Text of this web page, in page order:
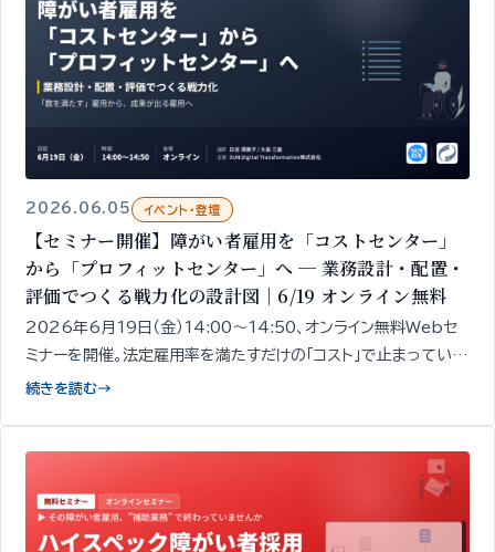
2026.06.05 イベント・登壇
【セミナー開催】障がい者雇用を「コストセンター」
から「プロフィットセンター」へ ─ 業務設計・配置・
評価でつくる戦力化の設計図｜6/19 オンライン無料
2026年6月19日（金）14:00〜14:50、オンライン無料Webセ
ミナーを開催。法定雇用率を満たすだけの「コスト」で止まっている
障がい者雇用を、収益に貢献する「戦力」へ変えるための4つの実
続きを読む→